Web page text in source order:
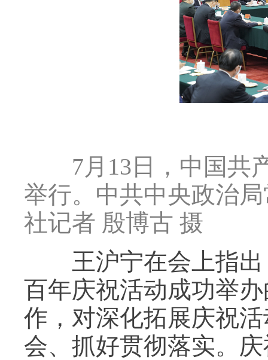
7月13日，中国共
举行。中共中央政治
社记者 殷博古 摄
王沪宁在会上指出
百年庆祝活动成功举
作，对深化拓展庆祝
会、抓好贯彻落实。